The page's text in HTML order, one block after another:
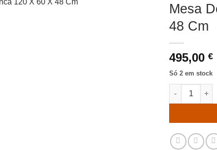
Mesa
48 Cm
495,00 €
Só 2 em stock
Quantidade